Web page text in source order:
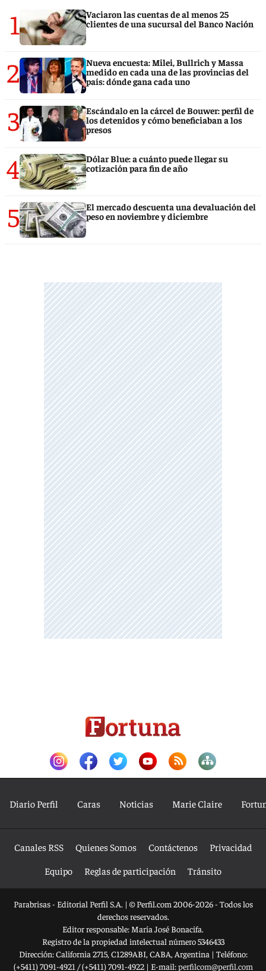
1
Vaciaron las cuentas de al menos 25
clientes de una sucursal del Banco Nación
2
Nueva encuesta: Milei, Bullrich y Massa
medido en cada una de las provincias del
país: dónde gana cada uno
3
Escándalo en la cárcel de Bouwer: perfil de
los detenidos y cómo beneficiaban a los
presos
4
Dólar Blue: a cuánto puede llegar su
cotización para fin de año
5
El mercado descuenta una devaluación del
peso en noviembre y diciembre
Diario Perfil Caras Noticias Marie Claire
Canales RSS Quienes Somos Contáctenos
Privacidad
Equipo
Reglas de participación Tránsito
Parabrisas - Editorial Perfil S.A. | © Perfil.com 2006-2026 - Todos los
derechos reservados.
Editor responsable: María José Bonacifa.
Registro de la propiedad intelectual número 5346433
Dirección:California 2715, C1289ABI, CABA, Argentina | Teléfono:
(+5411) 7091-4921 /(+5411) 7091-4922| E-mail:perfilcom@perfil.com